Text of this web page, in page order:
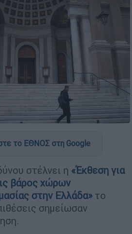
το ΕΘΝΟΣ στη Google
στέλνει η «Έκθεση για
βάρος χώρων
στην Ελλάδα»το
σημείωσαν